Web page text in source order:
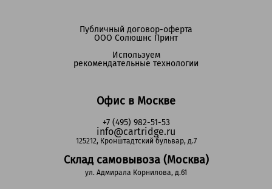
Офис в Москве
+7 (495) 982-51-53
info@cartridge.ru
125212, Кронштадтский бульвар, д.7
Склад самовывоза (Москва)
ул. Адмирала Корнилова, д.61
Публичный договор-оферта
ООО Солюшнс Принт
Используем
рекомендательные технологии